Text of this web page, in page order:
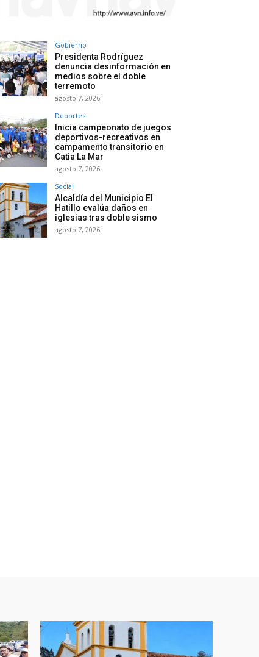
Gobierno
Presidenta Rodríguez
denuncia desinformación en
medios sobre el doble
terremoto
agosto 7, 2026
Deportes
Inicia campeonato de juegos
deportivos-recreativos en
campamento transitorio en
Catia La Mar
agosto 7, 2026
Social
Alcaldía del Municipio El
Hatillo evalúa daños en
iglesias tras doble sismo
agosto 7, 2026